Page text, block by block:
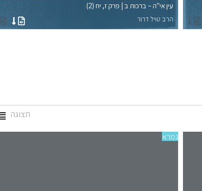
עין אי"ה – ברכות ב | פרק ז, יח (2)
הרב טויל דרור
תצוגה
גמרא